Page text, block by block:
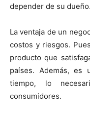
depender de su dueño.
La ventaja de un
costos y riesgos.
producto que
países. Además,
tiempo, lo
consumidores.